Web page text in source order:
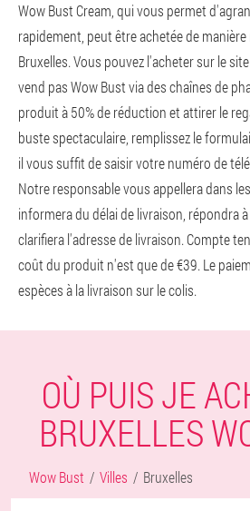
Wow Bust Cream, qui vous permet
rapidement, peut être achetée de
Bruxelles. Vous pouvez l'acheter sur le
vend pas Wow Bust via des chaînes de
produit à 50% de réduction et attirer le
buste spectaculaire, remplissez le
il vous suffit de saisir votre numéro de
Notre responsable vous appellera dans
informera du délai de livraison, répondra
clarifiera l'adresse de livraison. Compte
coût du produit n'est que de €39. Le
espèces à la livraison sur le colis.
OÙ PUIS JE
BRUXELLES
Wow Bust Villes Bruxelles